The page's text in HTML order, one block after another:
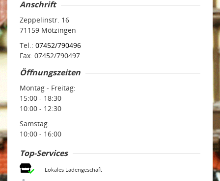
Anschrift
Zeppelinstr. 16
71159 Mötzingen
Tel.: 07452/790496
Fax: 07452/790497
Öffnungszeiten
Montag - Freitag:
15:00 - 18:30
10:00 - 12:30
Samstag:
10:00 - 16:00
Top-Services
Lokales Ladengeschäft